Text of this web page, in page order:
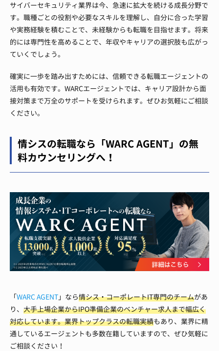
サイバーセキュリティ業界は今、急速に拡大を続ける成長分野で
す。職種ごとの役割や必要なスキルを理解し、自分に合った学習
や実務経験を積むことで、未経験からも転職を目指せます。将来
的には専門性を高めることで、年収やキャリアの選択肢も広がっ
ていくでしょう。
確実に一歩を踏み出すためには、信頼できる転職エージェントの
活用も有効です。WARCエージェントでは、キャリア設計から面
接対策まで万全のサポートを受けられます。ぜひお気軽にご相談
ください。
情シスの転職なら「WARC AGENT」の無
料カウンセリングへ！
「WARC AGENT 」なら情シス・コーポレートIT専門のチームがあ
り、 大手上場企業からIPO準備企業のベンチャー求人まで幅広く
対応しています。業界トップクラスの転職実績もあり、業界に精
通しているエージェントも多数在籍していますので、ぜひ気軽に
ご相談ください！